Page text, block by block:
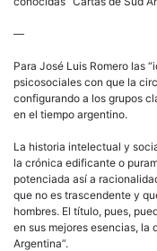
—
Para José Luis Romero las
psicosociales con que la
configurando a los grupos
en el tiempo argentino.
La historia intelectual y
la crónica edificante o
potenciada así a
que no es trascendente y
hombres. El título, pues,
en sus mejores esencias, la
Argentina”.